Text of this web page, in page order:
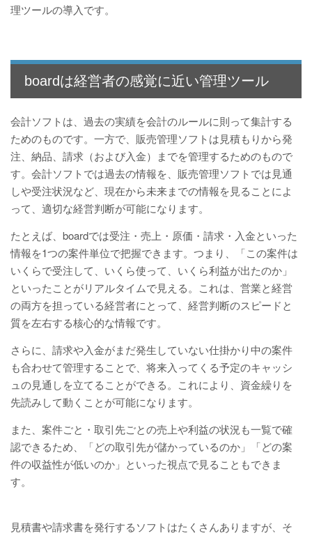
理ツールの導入です。
boardは経営者の感覚に近い管理ツール
会計ソフトは、過去の実績を会計のルールに則って集計する
ためのものです。一方で、販売管理ソフトは見積もりから発
注、納品、請求（および入金）までを管理するためのもので
す。会計ソフトでは過去の情報を、販売管理ソフトでは見通
しや受注状況など、現在から未来までの情報を見ることによ
って、適切な経営判断が可能になります。
たとえば、boardでは受注・売上・原価・請求・入金といった
情報を1つの案件単位で把握できます。つまり、「この案件は
いくらで受注して、いくら使って、いくら利益が出たのか」
といったことがリアルタイムで見える。これは、営業と経営
の両方を担っている経営者にとって、経営判断のスピードと
質を左右する核心的な情報です。
さらに、請求や入金がまだ発生していない仕掛かり中の案件
も合わせて管理することで、将来入ってくる予定のキャッシ
ュの見通しを立てることができる。これにより、資金繰りを
先読みして動くことが可能になります。
また、案件ごと・取引先ごとの売上や利益の状況も一覧で確
認できるため、「どの取引先が儲かっているのか」「どの案
件の収益性が低いのか」といった視点で見ることもできま
す。
見積書や請求書を発行するソフトはたくさんありますが、そ